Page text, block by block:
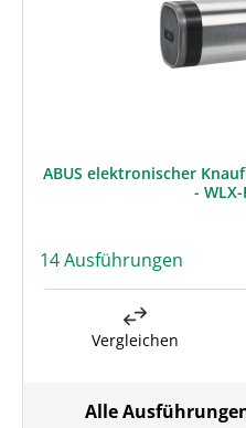
ABUS elektronischer
-
14 Ausführungen
Vergleichen
Alle